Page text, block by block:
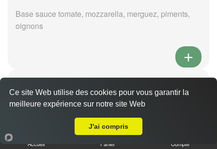
Base sauce tomate, mozzarella, merguez, piments,
oignons
Dès 9.00 €
Base sauce poivre, mozzarella, viande hachée,
Accueil Panier Compte
Ce site Web utilise des cookies pour vous garantir la
meilleure expérience sur notre site Web
J'ai compris